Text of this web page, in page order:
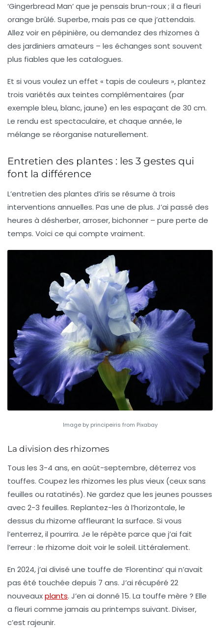
‘Gingerbread Man’ que je pensais brun-roux ; il a fleuri
orange brûlé. Superbe, mais pas ce que j’attendais.
Allez voir en pépinière, ou demandez des rhizomes à
des jardiniers amateurs – les échanges sont souvent
plus fiables que les catalogues.
Et si vous voulez un effet « tapis de couleurs », plantez
trois variétés aux teintes complémentaires (par
exemple bleu, blanc, jaune) en les espaçant de 30 cm.
Le rendu est spectaculaire, et chaque année, le
mélange se réorganise naturellement.
Entretien des plantes : les 3 gestes qui
font la différence
L’entretien des plantes d’iris se résume à trois
interventions annuelles. Pas une de plus. J’ai passé des
heures à désherber, arroser, bichonner – pure perte de
temps. Voici ce qui compte vraiment.
Image by principeiris from Pixabay
La division des rhizomes
Tous les 3-4 ans, en août-septembre, déterrez vos
touffes. Coupez les rhizomes les plus vieux (ceux sans
feuilles ou ratatinés). Ne gardez que les jeunes pousses
avec 2-3 feuilles. Replantez-les à l’horizontale, le
dessus du rhizome affleurant la surface. Si vous
l’enterrez, il pourrira. Je le répète parce que j’ai fait
l’erreur : le rhizome doit voir le soleil. Littéralement.
En 2024, j’ai divisé une touffe de ‘Florentina’ qui n’avait
pas été touchée depuis 7 ans. J’ai récupéré 22
nouveauxplants. J’en ai donné 15. La touffe mère ? Elle
a fleuri comme jamais au printemps suivant. Diviser,
c’est rajeunir.